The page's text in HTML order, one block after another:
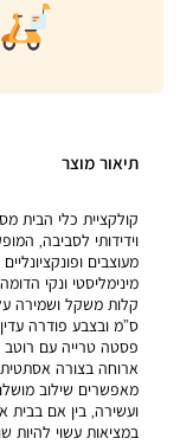
|
product
page
תיאור מוצר
וידידותי לסביבה,
מעוצבים
מינימליסטי ונקי
ס”מ ובצבע פודרה
פסטה טרייה עם רוטב
ארוחה בצורה אסתטית
מאפשרים שילוב
ועשירה, בין אם
במציאות עשוי להיות